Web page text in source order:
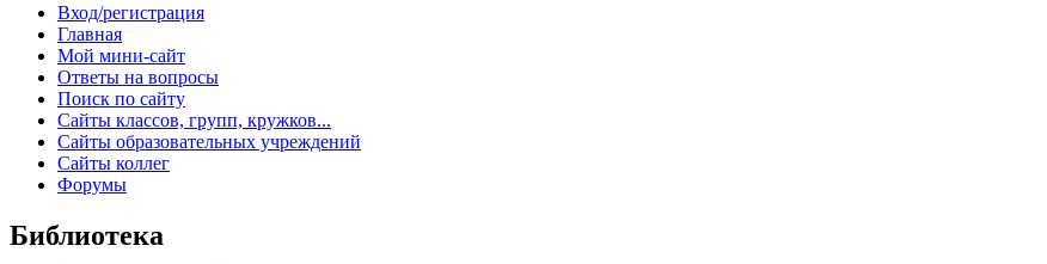
Вход/регистрация
Главная
Мой мини-сайт
Ответы на вопросы
Поиск по сайту
Сайты классов, групп, кружков...
Сайты образовательных учреждений
Сайты коллег
Форумы
Библиотека